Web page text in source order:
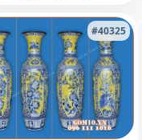
#40325